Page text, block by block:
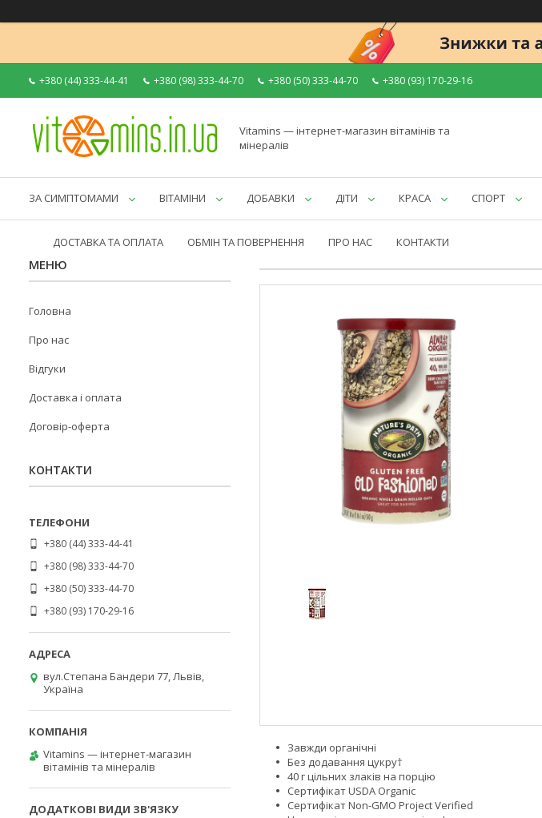
+380 (44) 333-44-41 +380 (98) 333-44-70 +380 (50) 333-44-70 +380 (93) 170-29-16
Vitamins — інтернет-магазин вітамінів та
мінералів
ЗА СИМПТОМАМИ ВІТАМІНИ ДОБАВКИ ДІТИ КРАСА СПОРТ
ДОСТАВКА ТА ОПЛАТА ОБМІН ТА ПОВЕРНЕННЯ ПРО НАС КОНТАКТИ
Завжди органічні
Без додавання цукру†
40 г цільних злаків на порцію
Сертифікат USDA Organic
Сертифікат Non-GMO Project Verified
Головна
Про нас
Відгуки
Доставка і оплата
Договір-оферта
КОНТАКТИ
+380 (44) 333-44-41
+380 (98) 333-44-70
+380 (50) 333-44-70
+380 (93) 170-29-16
вул.Степана Бандери 77, Львів,
Україна
Vitamins — інтернет-магазин
вітамінів та мінералів